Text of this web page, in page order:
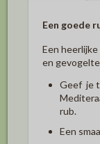
Een goede
Een
en gevogelte
Geef je
rub.
Een